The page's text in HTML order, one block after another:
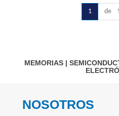
1 de
MEMORIAS|
NOSOTROS